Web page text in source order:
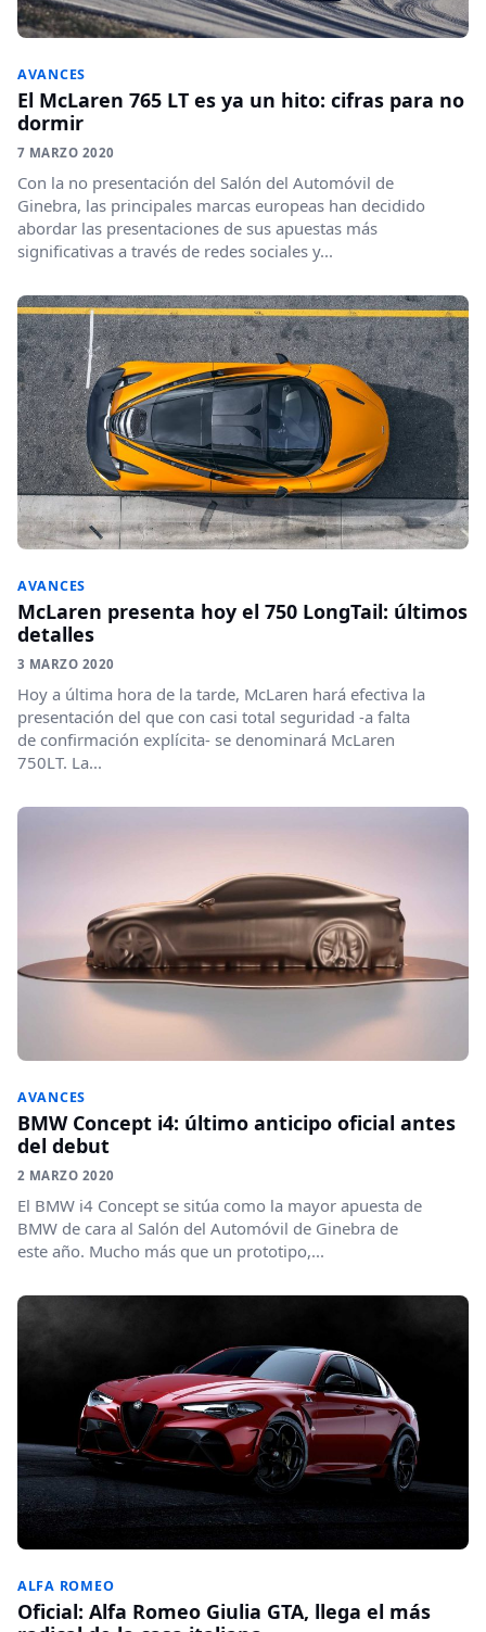
AVANCES
El McLaren 765 LT es ya un hito: cifras para no
dormir
7 MARZO 2020
Con la no presentación del Salón del Automóvil de
Ginebra, las principales marcas europeas han decidido
abordar las presentaciones de sus apuestas más
significativas a través de redes sociales y...
AVANCES
McLaren presenta hoy el 750 LongTail: últimos
detalles
3 MARZO 2020
Hoy a última hora de la tarde, McLaren hará efectiva la
presentación del que con casi total seguridad -a falta
de confirmación explícita- se denominará McLaren
750LT. La...
AVANCES
BMW Concept i4: último anticipo oficial antes
del debut
2 MARZO 2020
El BMW i4 Concept se sitúa como la mayor apuesta de
BMW de cara al Salón del Automóvil de Ginebra de
este año. Mucho más que un prototipo,...
ALFA ROMEO
Oficial: Alfa Romeo Giulia GTA, llega el más